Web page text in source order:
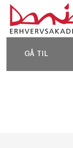
GÅ TIL
DEL SIDEN